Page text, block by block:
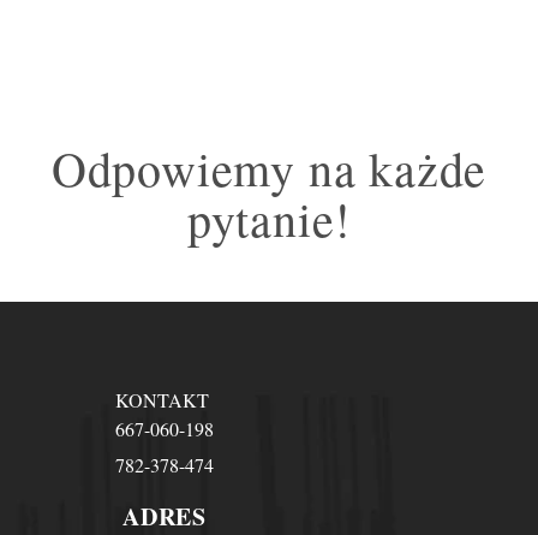
Odpowiemy na każde
pytanie!
ADRES
KONTAKT
667-060-198
782-378-474